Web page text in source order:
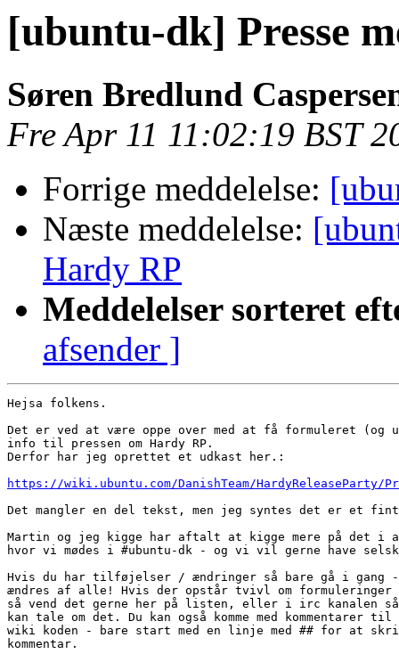
[ubuntu-dk] Presse
Søren Bredlund
Fre Apr 11 11:02:19 BST
Forrige meddelelse:
Næste meddelelse:
Hardy RP
Meddelelser sorteret
afsender ]
Hejsa folkens.
Det er ved at være oppe over med at få formuleret (og
info til pressen om Hardy RP.
Derfor har jeg oprettet et udkast her.:
https://wiki.ubuntu.com/DanishTeam/HardyReleaseParty/
Det mangler en del tekst, men jeg syntes det er et
Martin og jeg kigge har aftalt at kigge mere på det i
hvor vi mødes i #ubuntu-dk - og vi vil gerne have
Hvis du har tilføjelser / ændringer så bare gå i gang
ændres af alle! Hvis der opstår tvivl om formuleringer
så vend det gerne her på listen, eller i irc kanalen
kan tale om det. Du kan også komme med kommentarer
wiki koden - bare start med en linje med ## for at
kommentar.